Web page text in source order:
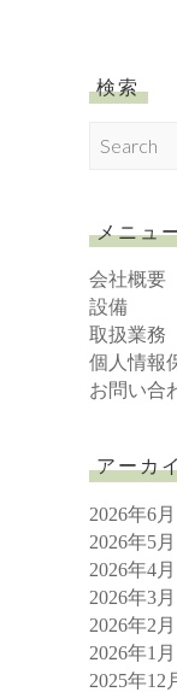
検索
c
h
メニュ
会社概要
設備
取扱業務
個人情報
お問い合
アーカ
2026年6月
2026年5月
2026年4月
2026年3月
2026年2月
2026年1月
2025年12